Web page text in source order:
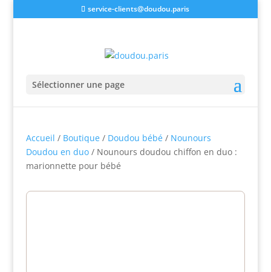
service-clients@doudou.paris
Sélectionner une page
Accueil / Boutique/ Doudou bébé/ Nounours
Doudou en duo/ Nounours doudou chiffon en duo :
marionnette pour bébé